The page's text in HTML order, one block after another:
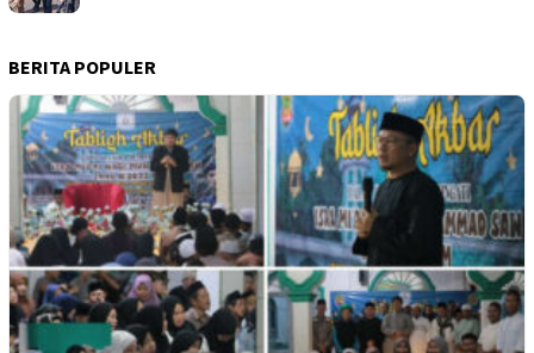
BERITA POPULER